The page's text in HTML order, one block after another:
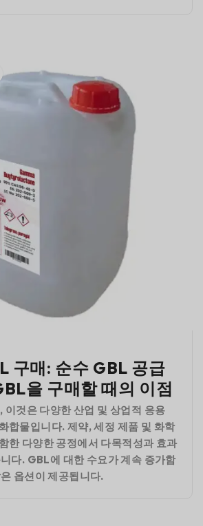
구매: 순수 GBL 공급
을 구매할 때의 이점
이것은 다양한 산업 및 상업적 응용
합물입니다. 제약, 세정 제품 및 화학
한 다양한 공정에서 다목적성과 효과
다. GBL에 대한 수요가 계속 증가함
옵션이 제공됩니다.